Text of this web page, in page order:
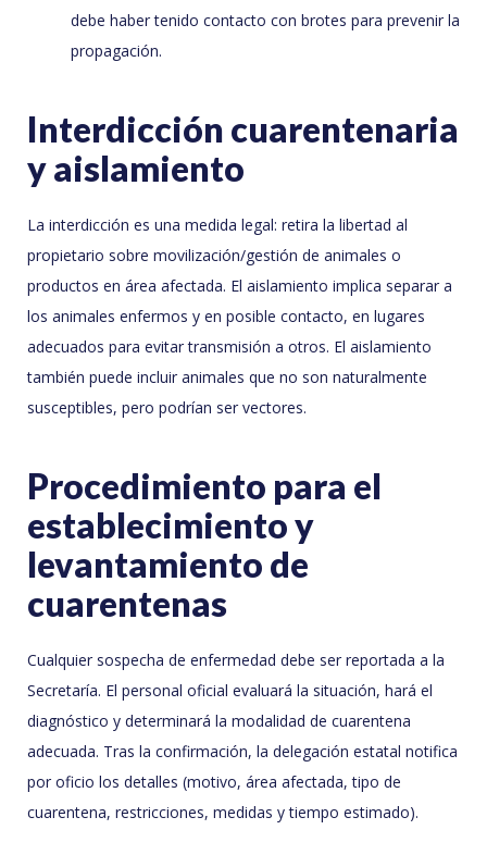
debe haber tenido contacto con brotes para prevenir la
propagación.
Interdicción cuarentenaria
y aislamiento
La interdicción es una medida legal: retira la libertad al
propietario sobre movilización/gestión de animales o
productos en área afectada. El aislamiento implica separar a
los animales enfermos y en posible contacto, en lugares
adecuados para evitar transmisión a otros. El aislamiento
también puede incluir animales que no son naturalmente
susceptibles, pero podrían ser vectores.
Procedimiento para el
establecimiento y
levantamiento de
cuarentenas
Cualquier sospecha de enfermedad debe ser reportada a la
Secretaría. El personal oficial evaluará la situación, hará el
diagnóstico y determinará la modalidad de cuarentena
adecuada. Tras la confirmación, la delegación estatal notifica
por oficio los detalles (motivo, área afectada, tipo de
cuarentena, restricciones, medidas y tiempo estimado).